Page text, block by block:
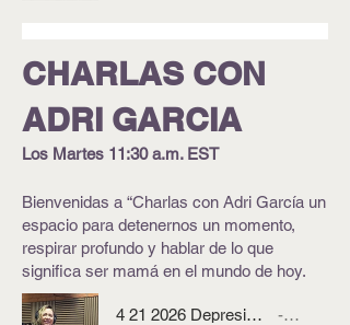
CHARLAS CON
ADRI GARCIA
Los Martes 11:30a.m. EST
Bienvenidas a “Charlas con Adri García un
espacio para detenernos un momento,
respirar profundo y hablar de lo que
significa ser mamá en el mundo de hoy.
4 21 2026 Depresión Prenatal Charlas con Adri Garcia
Adri